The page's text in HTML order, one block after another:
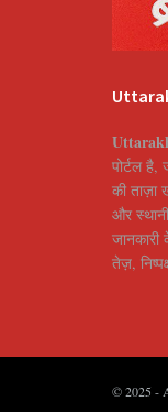
पोर्टल
की ताज़ा
और
जानकारी
तेज़,
© 2025 -